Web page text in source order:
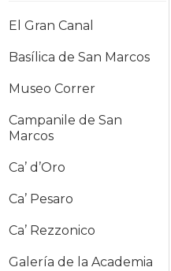
El Gran Canal
Basílica de San Marcos
Museo Correr
Campanile de San
Marcos
Ca’ d’Oro
Ca’ Pesaro
Ca’ Rezzonico
Galería de la Academia